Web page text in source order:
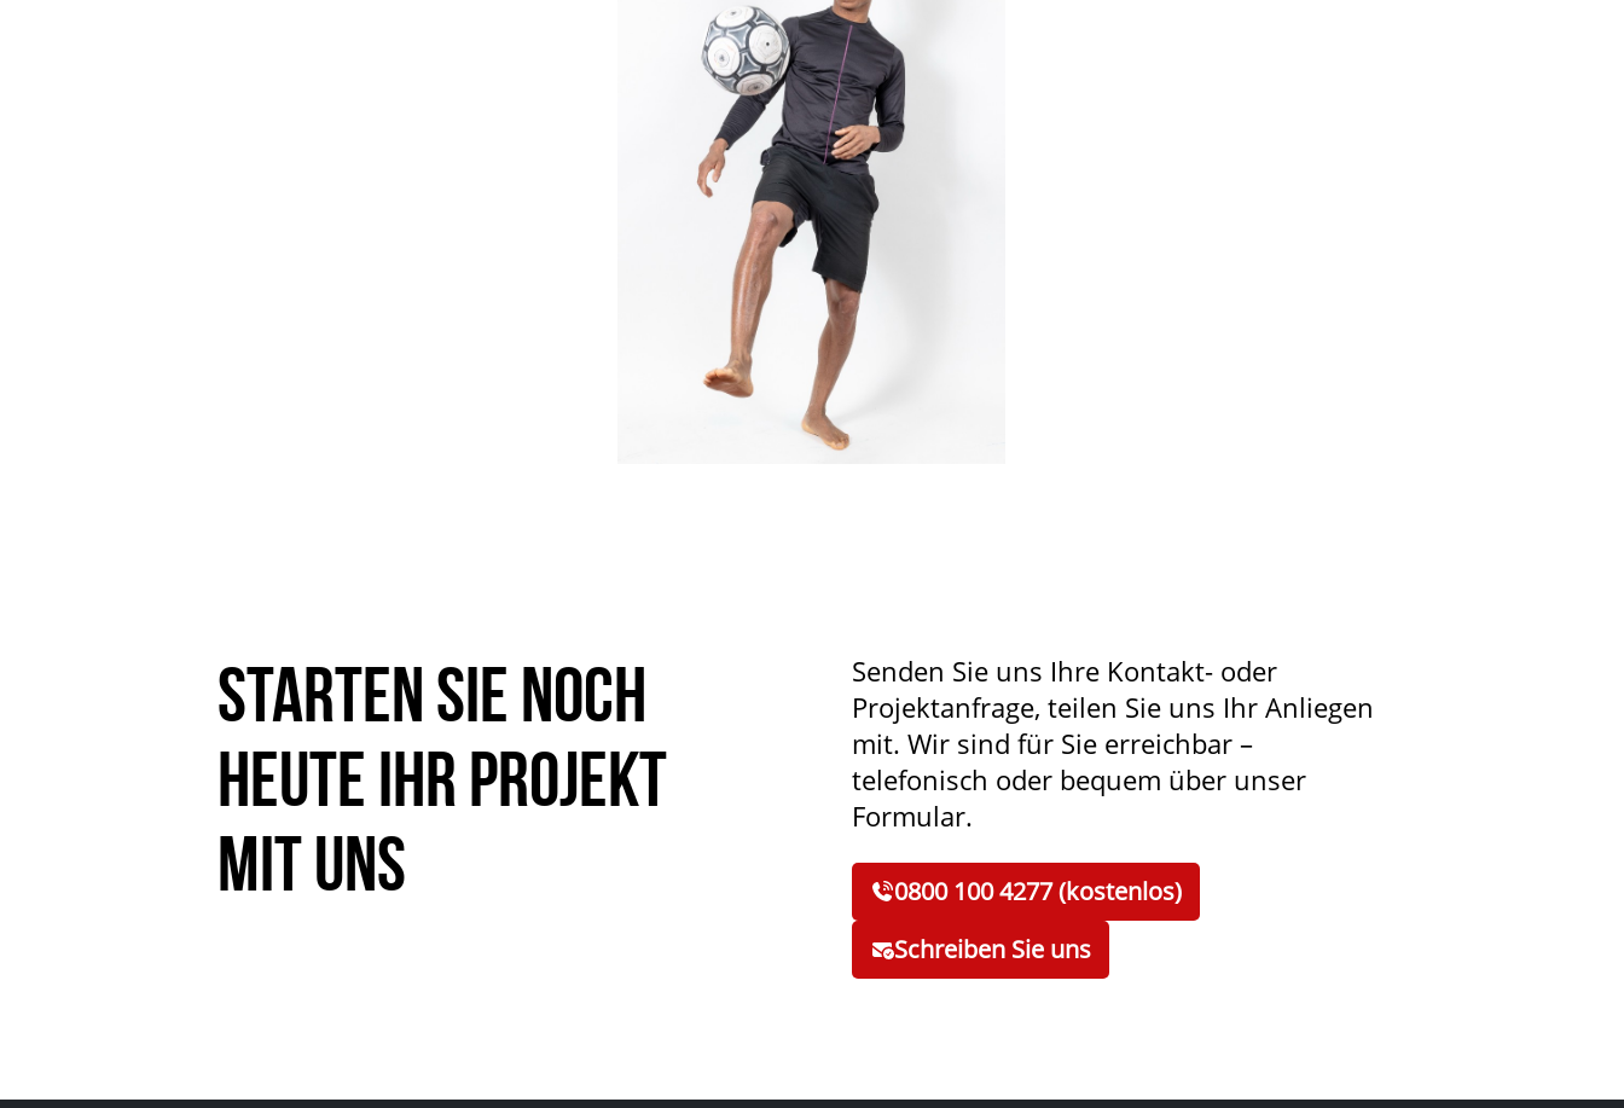
Starten Sie noch
heute Ihr Projekt
mit uns
Senden Sie uns Ihre Kontakt- oder
Projektanfrage, teilen Sie uns Ihr Anliegen
mit. Wir sind für Sie erreichbar –
telefonisch oder bequem über unser
Formular.
0800 100 4277 (kostenlos)
Schreiben Sie uns